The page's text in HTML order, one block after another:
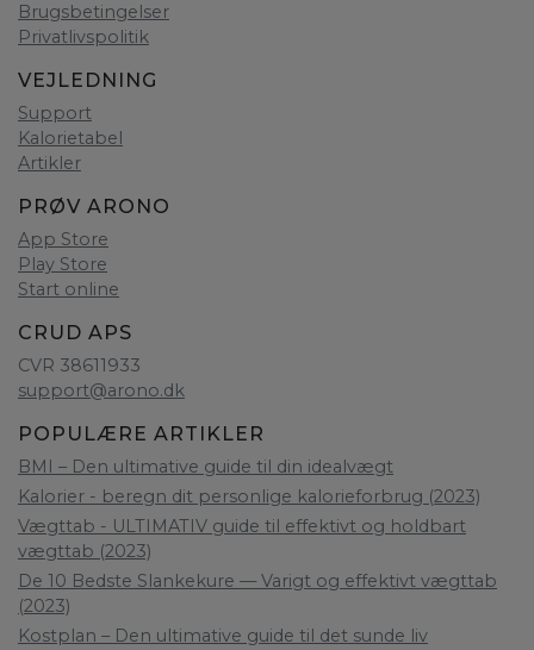
Brugsbetingelser
Privatlivspolitik
VEJLEDNING
Support
Kalorietabel
Artikler
PRØV ARONO
App Store
Play Store
Start online
CRUD APS
CVR 38611933
support@arono.dk
POPULÆRE ARTIKLER
BMI – Den ultimative guide til din idealvægt
Kalorier - beregn dit personlige kalorieforbrug (2023)
Vægttab - ULTIMATIV guide til effektivt og holdbart
vægttab (2023)
De 10 Bedste Slankekure — Varigt og effektivt vægttab
(2023)
Kostplan – Den ultimative guide til det sunde liv